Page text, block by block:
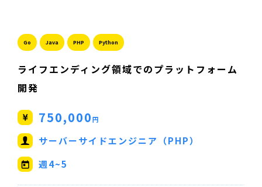
Go Java PHP Python
ライフエンディング領域でのプラットフォーム
開発
750,000円
サーバーサイドエンジニア（PHP）
週4~5